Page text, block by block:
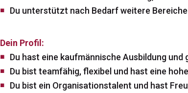
Du unterstützt nach Bedarf weitere
Dein Profil:
Du hast eine kaufmännische Ausbildung
Du bist teamfähig, flexibel und hast eine
Du bist ein Organisationstalent und hast